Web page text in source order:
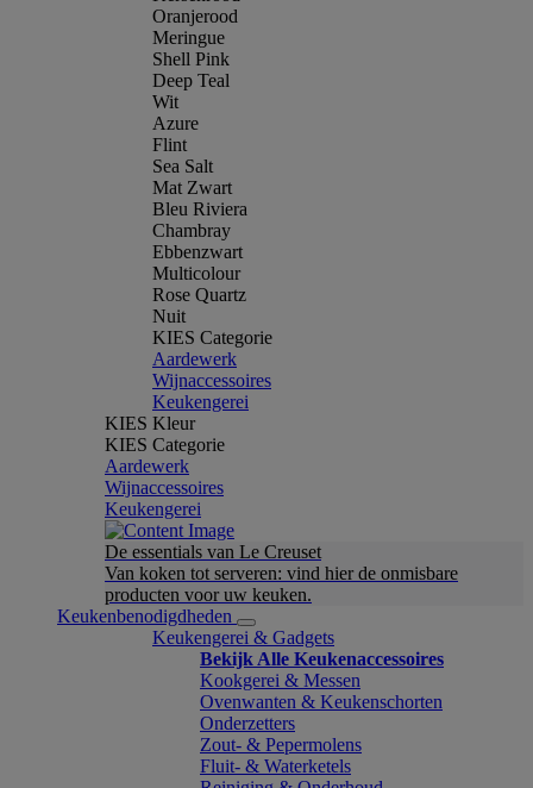
Oranjerood
Meringue
Shell Pink
Deep Teal
Wit
Azure
Flint
Sea Salt
Mat Zwart
Bleu Riviera
Chambray
Ebbenzwart
Multicolour
Rose Quartz
Nuit
KIES Categorie
Aardewerk
Wijnaccessoires
Keukengerei
KIES Kleur
KIES Categorie
Aardewerk
Wijnaccessoires
Keukengerei
De essentials van Le Creuset
Van koken tot serveren: vind hier de onmisbare
producten voor uw keuken.
Keukenbenodigdheden
Keukengerei & Gadgets
Bekijk Alle Keukenaccessoires
Kookgerei & Messen
Ovenwanten & Keukenschorten
Onderzetters
Zout- & Pepermolens
Fluit- & Waterketels